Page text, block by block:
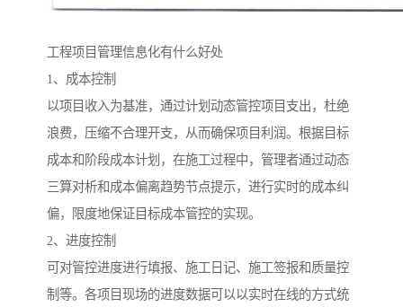
工程项目管理信息化有什么好处
1、成本控制
以项目收入为基准，通过计划动态管控项目支出，杜绝
浪费，压缩不合理开支，从而确保项目利润。根据目标
成本和阶段成本计划，在施工过程中，管理者通过动态
三算对析和成本偏离趋势节点提示，进行实时的成本纠
偏，限度地保证目标成本管控的实现。
2、进度控制
可对管控进度进行填报、施工日记、施工签报和质量控
制等。各项目现场的进度数据可以以实时在线的方式统